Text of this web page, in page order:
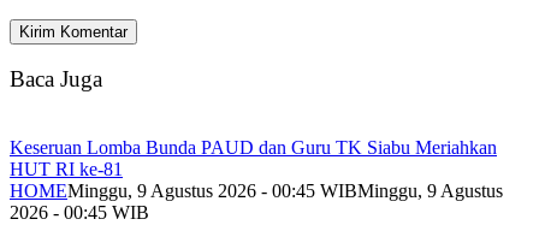
Baca Juga
Keseruan Lomba Bunda PAUD dan Guru TK Siabu Meriahkan
HUT RI ke-81
HOMEMinggu, 9 Agustus 2026 - 00:45 WIBMinggu, 9 Agustus
2026 - 00:45 WIB